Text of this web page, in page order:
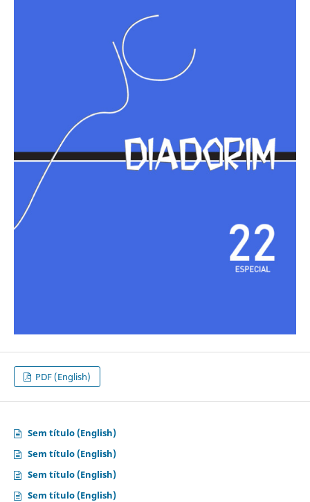
PDF (English)
Sem título (English)
Sem título (English)
Sem título (English)
Sem título (English)